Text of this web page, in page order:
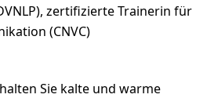
zertifizierte Trainerin für
(CNVC)
Sie kalte und warme